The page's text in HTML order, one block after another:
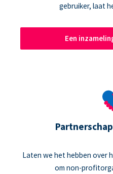
gebruiker, laat
Een
Laten we het hebben over
om non-